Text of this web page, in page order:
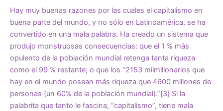
Hay muy buenas razones por las cuales el capitalismo en
buena parte del mundo, y no sólo en Latinoamérica, se ha
convertido en una mala palabra. Ha creado un sistema que
produjo monstruosas consecuencias: que el 1 % más
opulento de la población mundial retenga tanta riqueza
como el 99 % restante; o que los “2153 milmillonarios que
hay en el mundo posean más riqueza que 4600 millones de
personas (un 60% de la población mundial).”[3] Si la
palabrita que tanto le fascina, “capitalismo”, tiene mala